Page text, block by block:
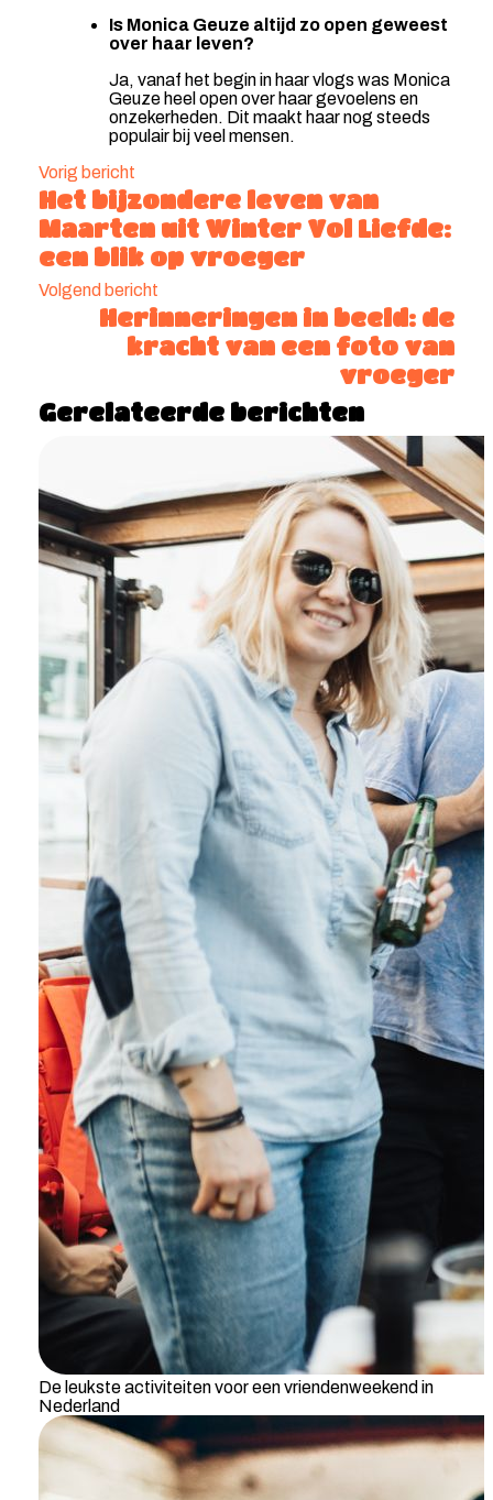
Is Monica Geuze altijd zo open geweest
over haar leven?
Ja, vanaf het begin in haar vlogs was Monica
Geuze heel open over haar gevoelens en
onzekerheden. Dit maakt haar nog steeds
populair bij veel mensen.
Vorig bericht
Het bijzondere leven van
Maarten uit Winter Vol Liefde:
een blik op vroeger
Volgend bericht
Herinneringen in beeld: de
kracht van een foto van
vroeger
Gerelateerde berichten
De leukste activiteiten voor een vriendenweekend in
Nederland